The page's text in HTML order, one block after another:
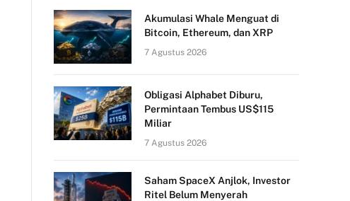
Akumulasi Whale Menguat di
Bitcoin, Ethereum, dan XRP
7 Agustus 2026
Obligasi Alphabet Diburu,
Permintaan Tembus US$115
Miliar
7 Agustus 2026
Saham SpaceX Anjlok, Investor
Ritel Belum Menyerah